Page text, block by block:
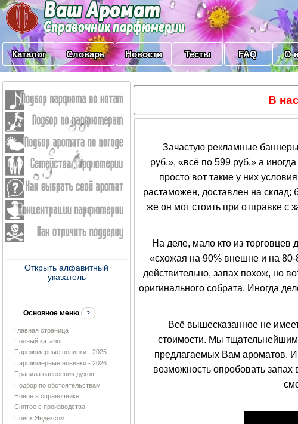
Каталог Словарь Новости Тесты FAQ О
Открыть алфавитный
указатель
Основное меню ?
Главная страница
Полный каталог
Парфюмерные новинки - 2025
Парфюмерные новинки - 2026
Правила нанесения духов
Подбор по обстоятельствам
Новое в справочнике
Снятое с производства
Поиск Яндексом
В
Зачастую рекламные баннеры
руб.», «всё по 599 руб.» а
просто вот такие у них
растаможен, доставлен на
же он мог стоить при отправке с
На деле, мало кто из торговцев
«схожая на 90% внешне и на 80-
действительно, запах похож, но
оригинального собрата. Иногда
Всё вышесказанное не имеет
стоимости. Мы
предлагаемых Вам ароматов.
возможность опробовать